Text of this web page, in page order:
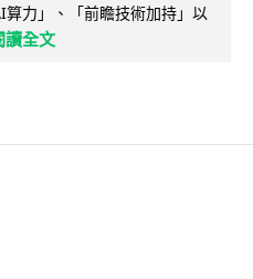
力」、「前瞻技術加持」以
讀全文